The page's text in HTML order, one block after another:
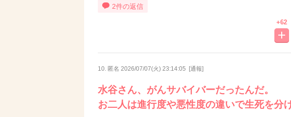
2件の返信
+62
10. 匿名 2026/07/07(火) 23:14:05 [通報]
水谷さん、がんサバイバーだったんだ。
お二人は進行度や悪性度の違いで生死を分